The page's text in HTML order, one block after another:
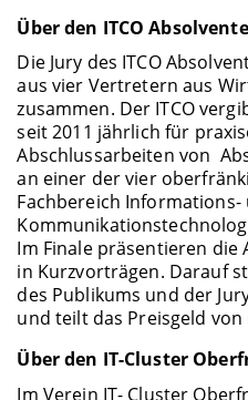
Über den ITCO
Die Jury des ITCO
aus vier Vertretern aus
zusammen. Der ITCO
seit 2011 jährlich für
Abschlussarbeiten von
an einer der vier
Fachbereich Informations-
Im Finale präsentieren
in Kurzvorträgen. Darauf
des Publikums und der
und teilt das Preisgeld
Über den IT-Cluster
Im Verein IT- Cluster